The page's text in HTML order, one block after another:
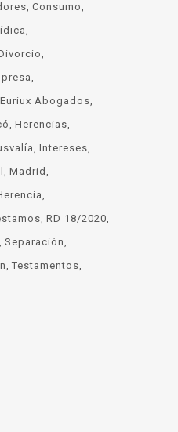
Consumo
Euriux Abogados
Herencias
Intereses
Madrid
RD 18/2020
Separación
Testamentos